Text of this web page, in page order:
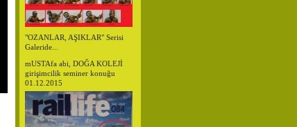
"OZANLAR, AŞIKLAR" Serisi
Galeride...
mUSTAfa abi, DOĞA KOLEJİ
girişimcilik seminer konuğu
01.12.2015